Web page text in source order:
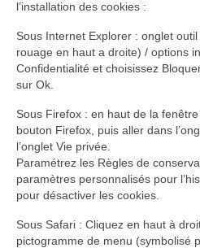
l’installation des cookies :
Sous Internet Explorer : onglet
rouage en haut a droite) / options
Confidentialité et choisissez
sur Ok.
Sous Firefox : en haut de la
bouton Firefox, puis aller dans
l’onglet Vie privée.
Paramétrez les Règles de
paramètres personnalisés pour
pour désactiver les cookies.
Sous Safari : Cliquez en haut à
pictogramme de menu (symbolisé